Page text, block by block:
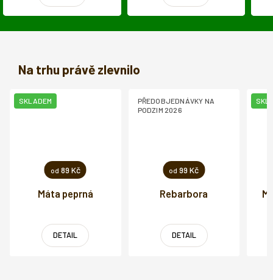
Na trhu právě zlevnilo
od 89 Kč
Máta peprná
SKLADEM
DETAIL
od 99 Kč
Rebarbora
PŘEDOBJEDNÁVKY NA
PODZIM 2026
DETAIL